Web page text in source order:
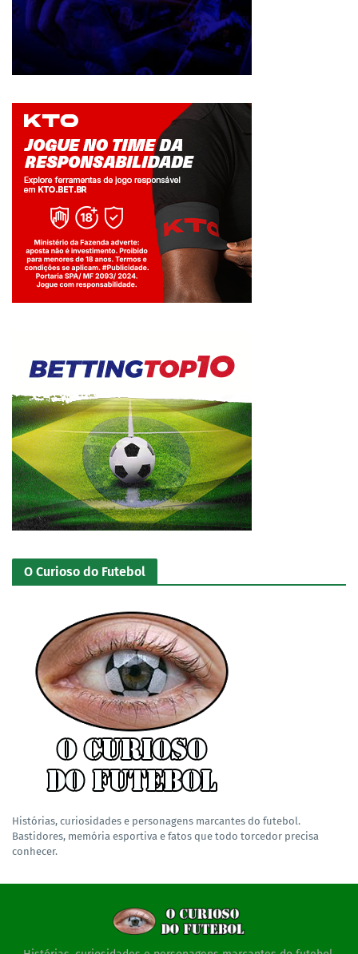
Jogue com responsabilidade. 18+
O Curioso do Futebol
Histórias, curiosidades e personagens marcantes do futebol.
Bastidores, memória esportiva e fatos que todo torcedor precisa
conhecer.